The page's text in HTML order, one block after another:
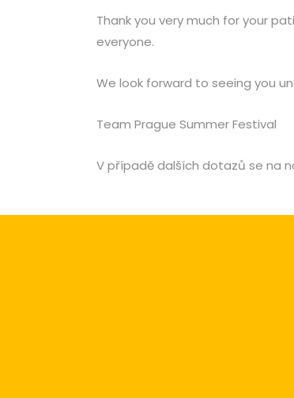
Thank you very much for your
everyone.
We look forward to seeing you
Team Prague Summer Festival
V případě dalších dotazů se na